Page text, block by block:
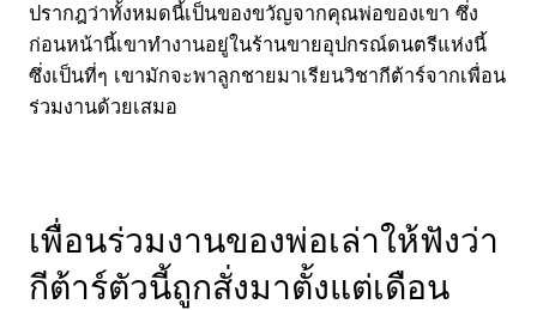
ปรากฎว่าทั้งหมดนี้เป็นของขวัญจากคุณพ่อของเขา ซึ่ง
ก่อนหน้านี้เขาทำงานอยู่ในร้านขายอุปกรณ์ดนตรีแห่งนี้
ซึ่งเป็นที่ๆ เขามักจะพาลูกชายมาเรียนวิชากีต้าร์จากเพื่อน
ร่วมงานด้วยเสมอ
เพื่อนร่วมงานของพ่อเล่าให้ฟังว่า
กีต้าร์ตัวนี้ถูกสั่งมาตั้งแต่เดือน